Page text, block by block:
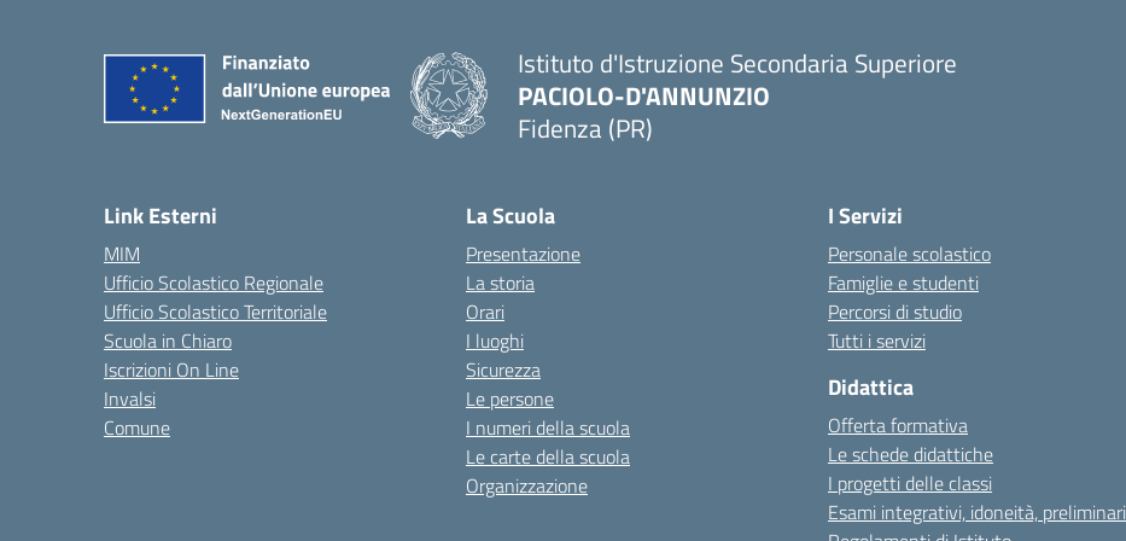
Istituto d'Istruzione Secondaria Superiore
PACIOLO-D'ANNUNZIO
Fidenza (PR)
Link Esterni
MIM
Ufficio Scolastico Regionale
Ufficio Scolastico Territoriale
Scuola in Chiaro
Iscrizioni On Line
Invalsi
Comune
La Scuola
Presentazione
La storia
Orari
I luoghi
Sicurezza
Le persone
I numeri della scuola
Le carte della scuola
Organizzazione
I Servizi
Personale scolastico
Famiglie e studenti
Percorsi di studio
Tutti i servizi
Didattica
Offerta formativa
Le schede didattiche
I progetti delle classi
Esami integrativi, idoneità, preliminari